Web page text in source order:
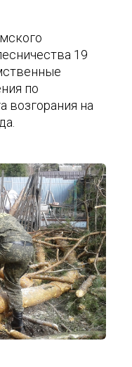
19
по
возгорания на